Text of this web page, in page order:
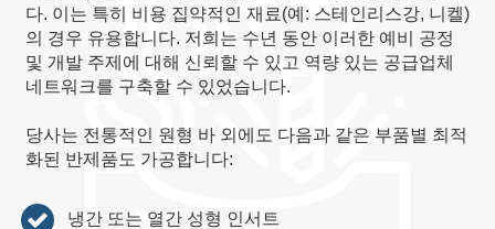
다. 이는 특히 비용 집약적인 재료(예: 스테인리스강, 니켈)
의 경우 유용합니다. 저희는 수년 동안 이러한 예비 공정
및 개발 주제에 대해 신뢰할 수 있고 역량 있는 공급업체
네트워크를 구축할 수 있었습니다.
당사는 전통적인 원형 바 외에도 다음과 같은 부품별 최적
화된 반제품도 가공합니다:
냉간 또는 열간 성형 인서트